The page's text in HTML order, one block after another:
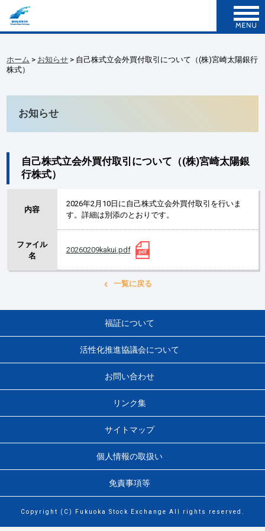
ホーム > お知らせ > 自己株式立会外買付取引について（(株)宮崎太陽銀行
株式）
お知らせ
自己株式立会外買付取引について（(株)宮崎太陽銀
行株式）
内容
2026年2月10日に自己株式立会外買付取引を行いま
す。詳細は別添のとおりです。
ファイル
名
20260209kakui.pdf
一覧に戻る
福証について
活性化推進協議会について
お問い合わせ
リンク集
サイトマップ
個人情報の取扱い
免責事項等
Copyright (C) Fukuoka Stock Exchange All rights reserved.